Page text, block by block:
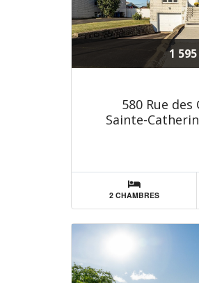
1 595
580 Rue des
Sainte-
2 CHAMBRES